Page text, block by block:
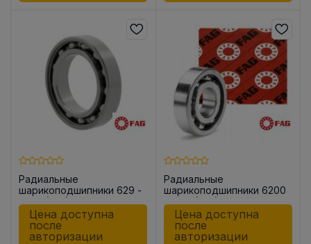
Радиальные
шарикоподшипники 629 -
C-C3 (-C3)
Цена доступна
после
авторизации
Радиальные
шарикоподшипники 6200
-C-C3 (-C3)
Цена доступна
после
авторизации